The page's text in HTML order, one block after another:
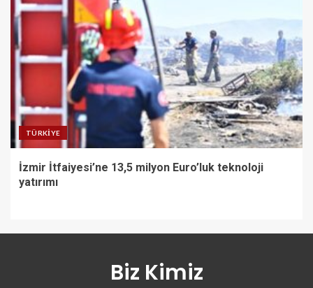
TÜRKIYE
İzmir İtfaiyesi’ne 13,5 milyon Euro’luk teknoloji
yatırımı
Biz Kimiz